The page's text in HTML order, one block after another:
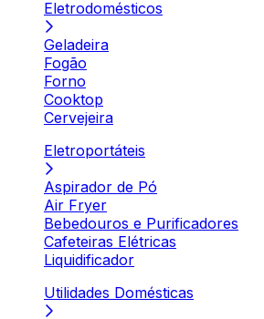
Eletrodomésticos
Geladeira
Fogão
Forno
Cooktop
Cervejeira
Eletroportáteis
Aspirador de Pó
Air Fryer
Bebedouros e Purificadores
Cafeteiras Elétricas
Liquidificador
Utilidades Domésticas